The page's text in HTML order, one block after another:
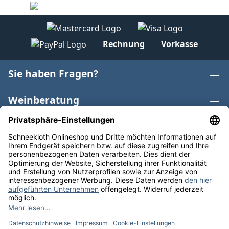
Rechnung Vorkasse
Sie haben Fragen?
Weinberatung
Informationen
Weinkategorien
Internationaler Wein
* Alle Preise inkl. gesetzl. Mehrwertsteuer zzgl.